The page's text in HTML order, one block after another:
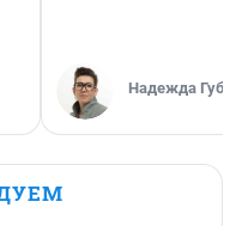
Надежда